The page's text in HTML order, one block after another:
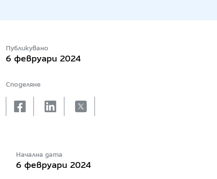
Публикувано
6 февруари 2024
Споделяне
facebooklinkedinX
Начална дата
6 февруари 2024